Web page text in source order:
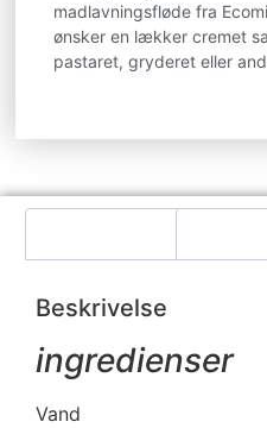
madlavningsfløde fra
ønsker en lækker cremet
pastaret, gryderet eller
Beskrivelse
ingredienser
Vand